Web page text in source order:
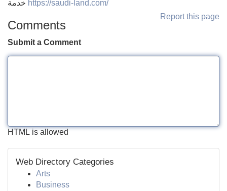
https://saudi-land.com/
Report this page
Comments
Submit a Comment
HTML is allowed
Web Directory Categories
Arts
Business